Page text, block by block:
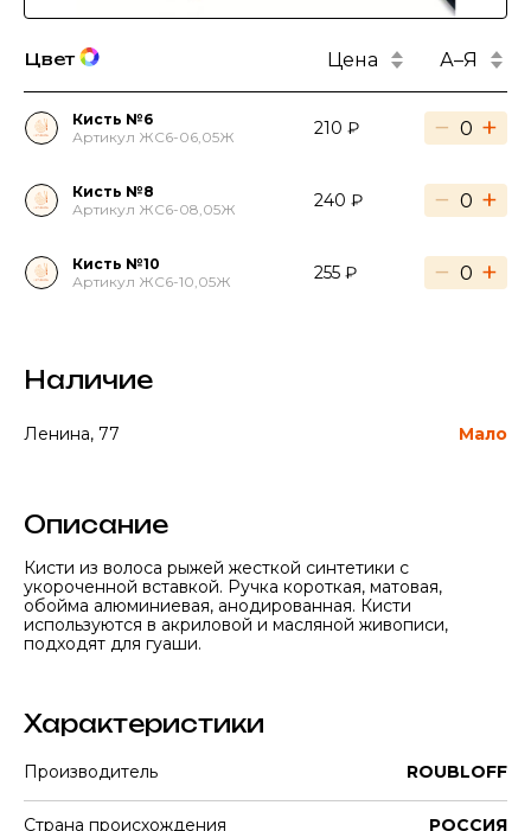
Цвет Цена А–Я
Кисть №6
Артикул ЖС6-06,05Ж
210 ₽ − +
Кисть №8
Артикул ЖС6-08,05Ж
240 ₽ − +
Кисть №10
Артикул ЖС6-10,05Ж
255 ₽ − +
Наличие
Ленина, 77 Мало
Описание
Кисти из волоса рыжей жесткой синтетики с
укороченной вставкой. Ручка короткая, матовая,
обойма алюминиевая, анодированная. Кисти
используются в акриловой и масляной живописи,
подходят для гуаши.
Характеристики
Производитель ROUBLOFF
Страна происхождения РОССИЯ